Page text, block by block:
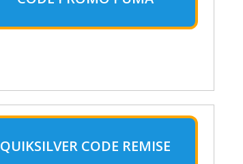
QUIKSILVER CODE REMISE